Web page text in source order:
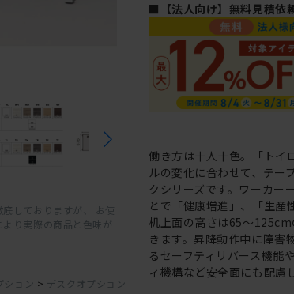
しておりますが、 お使
り実際の商品と色味が
ション > デスクオプション
■【法人向け】無料見積依
働き方は十人十色。「トイ
ルの変化に合わせて、テー
クシリーズです。ワーカー
とで「健康増進」、「生産
机上面の高さは65～
きます。昇降動作中に障
るセーフティリバース機能
ィ機構など安全面にも配慮